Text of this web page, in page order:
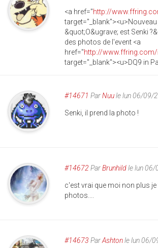
<a href="http://
target="_blank"><u>Nouveau
&quot;O&ugrave; est Senki
des photos de l'event <a
href="http://www.ffring.com/
target="_blank"><u>DQ9 in
#14671 ParNuule lun 06/09/
Senki, il prend la photo !
#14672 ParBrunhildle lun
c'est vrai que moi non plus
photos....
#14673 ParAshtonle lun 06/